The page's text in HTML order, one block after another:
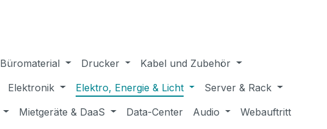
Büromaterial Drucker
Kabel und Zubehör
Elektronik Elektro, Energie & Licht
Server & Rack
Mietgeräte & DaaS Data-Center Audio
Webauftritt